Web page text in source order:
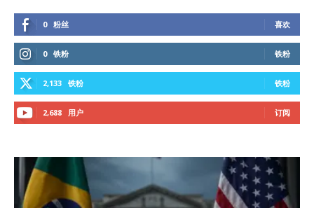
0 粉丝 喜欢
0 铁粉 铁粉
2,133 铁粉 铁粉
2,688 用户 订阅